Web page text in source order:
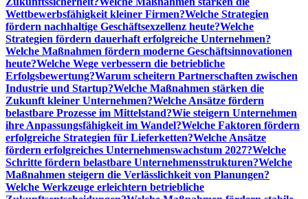
Wettbewerbsfähigkeit kleiner Firmen?Welche Strategien
fördern nachhaltige Geschäftsexzellenz heute?Welche
Strategien fördern dauerhaft erfolgreiche Unternehmen?
Welche Maßnahmen fördern moderne Geschäftsinnovationen
heute?Welche Wege verbessern die betriebliche
Erfolgsbewertung?Warum scheitern Partnerschaften zwischen
Industrie und Startup?Welche Maßnahmen stärken die
Zukunft kleiner Unternehmen?Welche Ansätze fördern
belastbare Prozesse im Mittelstand?Wie steigern Unternehmen
ihre Anpassungsfähigkeit im Wandel?Welche Faktoren fördern
erfolgreiche Strategien für Lieferketten?Welche Ansätze
fördern erfolgreiches Unternehmenswachstum 2027?Welche
Schritte fördern belastbare Unternehmensstrukturen?Welche
Maßnahmen steigern die Verlässlichkeit von Planungen?
Welche Werkzeuge erleichtern betriebliche